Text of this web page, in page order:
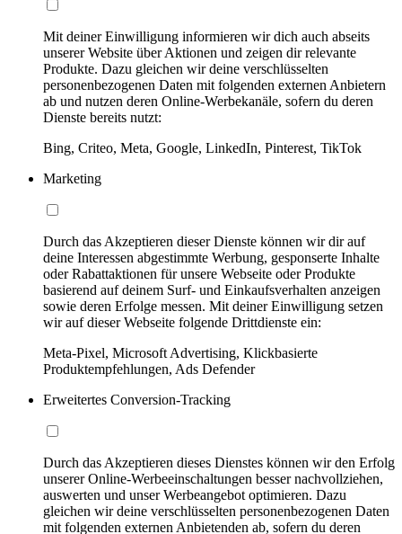
Mit deiner Einwilligung informieren wir dich auch abseits
unserer Website über Aktionen und zeigen dir relevante
Produkte. Dazu gleichen wir deine verschlüsselten
personenbezogenen Daten mit folgenden externen Anbietern
ab und nutzen deren Online-Werbekanäle, sofern du deren
Dienste bereits nutzt:
Bing, Criteo, Meta, Google, LinkedIn, Pinterest, TikTok
Marketing
Durch das Akzeptieren dieser Dienste können wir dir auf
deine Interessen abgestimmte Werbung, gesponserte Inhalte
oder Rabattaktionen für unsere Webseite oder Produkte
basierend auf deinem Surf- und Einkaufsverhalten anzeigen
sowie deren Erfolge messen. Mit deiner Einwilligung setzen
wir auf dieser Webseite folgende Drittdienste ein:
Meta-Pixel, Microsoft Advertising, Klickbasierte
Produktempfehlungen, Ads Defender
Erweitertes Conversion-Tracking
Durch das Akzeptieren dieses Dienstes können wir den Erfolg
unserer Online-Werbeeinschaltungen besser nachvollziehen,
auswerten und unser Werbeangebot optimieren. Dazu
gleichen wir deine verschlüsselten personenbezogenen Daten
mit folgenden externen Anbietenden ab, sofern du deren